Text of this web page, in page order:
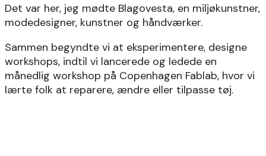
Det var her, jeg mødte Blagovesta, en miljøkunstner,
modedesigner, kunstner og håndværker.
Sammen begyndte vi at eksperimentere, designe
workshops, indtil vi lancerede og ledede en
månedlig workshop på Copenhagen Fablab, hvor vi
lærte folk at reparere, ændre eller tilpasse tøj.